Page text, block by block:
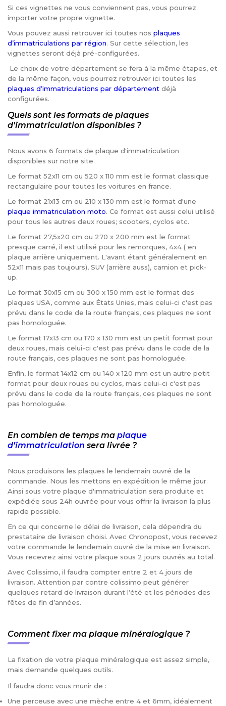
Si ces vignettes ne vous conviennent pas, vous pourrez
importer votre propre vignette.
Vous pouvez aussi retrouver ici toutes nos plaques
d’immatriculations par région. Sur cette sélection, les
vignettes seront déjà pré-configurées.
Le choix de votre département se fera à la même étapes, et
de la même façon, vous pourrez retrouver ici toutes les
plaques d’immatriculations par département déjà
configurées.
Quels sont les formats de plaques
d'immatriculation disponibles ?
Nous avons 6 formats de plaque d'immatriculation
disponibles sur notre site.
Le format 52x11 cm ou 520 x 110 mm est le format classique
rectangulaire pour toutes les voitures en france.
Le format 21x13 cm ou 210 x 130 mm est le format d'une
plaque immatriculation moto. Ce format est aussi celui utilisé
pour tous les autres deux roues; scooters, cyclos etc.
Le format 27,5x20 cm ou 270 x 200 mm est le format
presque carré, il est utilisé pour les remorques, 4x4 ( en
plaque arrière uniquement. L'avant étant généralement en
52x11 mais pas toujours), SUV (arrière auss), camion et pick-
up.
Le format 30x15 cm ou 300 x 150 mm est le format des
plaques USA, comme aux États Unies, mais celui-ci c'est pas
prévu dans le code de la route français, ces plaques ne sont
pas homologuée.
Le format 17x13 cm ou 170 x 130 mm est un petit format pour
deux roues, mais celui-ci c'est pas prévu dans le code de la
route français, ces plaques ne sont pas homologuée.
Enfin, le format 14x12 cm ou 140 x 120 mm est un autre petit
format pour deux roues ou cyclos, mais celui-ci c'est pas
prévu dans le code de la route français, ces plaques ne sont
pas homologuée.
En combien de temps ma plaque
d’immatriculation sera livrée ?
Nous produisons les plaques le lendemain ouvré de la
commande. Nous les mettons en expédition le même jour.
Ainsi sous votre plaque d'immatriculation sera produite et
expédiée sous 24h ouvrée pour vous offrir la livraison la plus
rapide possible.
En ce qui concerne le délai de livraison, cela dépendra du
prestataire de livraison choisi. Avec Chronopost, vous recevez
votre commande le lendemain ouvré de la mise en livraison.
Vous recevrez ainsi votre plaque sous 2 jours ouvrés au total.
Avec Colissimo, il faudra compter entre 2 et 4 jours de
livraison. Attention par contre colissimo peut générer
quelques retard de livraison durant l’été et les périodes des
fêtes de fin d’années.
Comment fixer ma plaque minéralogique ?
La fixation de votre plaque minéralogique est assez simple,
mais demande quelques outils.
Il faudra donc vous munir de :
Une perceuse avec une mèche entre 4 et 6mm, idéalement